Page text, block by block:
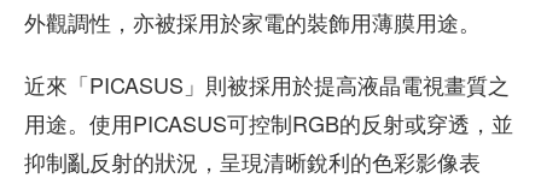
外觀調性，亦被採用於家電的裝飾用薄膜用途。
近來「PICASUS」則被採用於提高液晶電視畫質之
用途。使用PICASUS可控制RGB的反射或穿透，並
抑制亂反射的狀況，呈現清晰銳利的色彩影像表